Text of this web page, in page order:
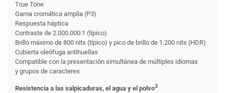
True Tone
Gama cromática amplia (P3)
Respuesta háptica
Contraste de 2.000.000:1 (típico)
Brillo máximo de 800 nits (típico) y pico de brillo de 1.200 nits (HDR)
Cubierta oleófuga antihuellas
Compatible con la presentación simultánea de múltiples idiomas
y grupos de caracteres
Resistencia a las salpicaduras, el agua y el polvo3